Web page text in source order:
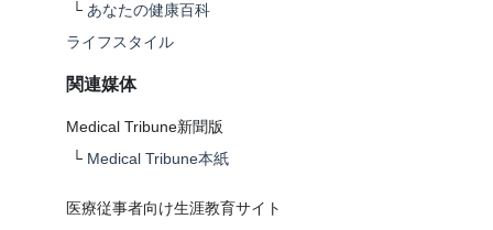
└ あなたの健康百科
ライフスタイル
関連媒体
Medical Tribune新聞版
└ Medical Tribune本紙
医療従事者向け生涯教育サイト